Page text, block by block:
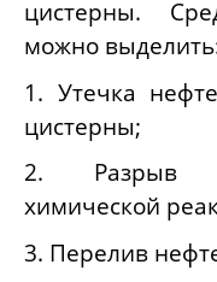
цистерны.
можно
1. Утечка
цистерны;
2. Разрыв
химической
3. Перелив